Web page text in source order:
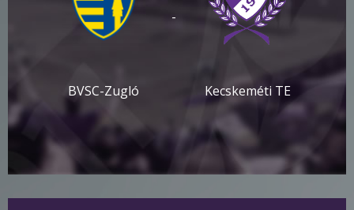
BVSC-Zugló
-
Kecskeméti TE